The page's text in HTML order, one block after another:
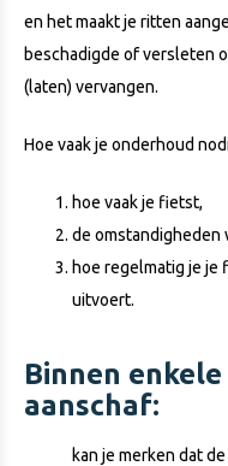
en het maakt je ritten
beschadigde of versleten
(laten) vervangen.
Hoe vaak je onderhoud
hoe vaak je fietst,
de omstandigheden
hoe regelmatig je je
uitvoert.
Binnen
aanschaf:
kan je merken dat de